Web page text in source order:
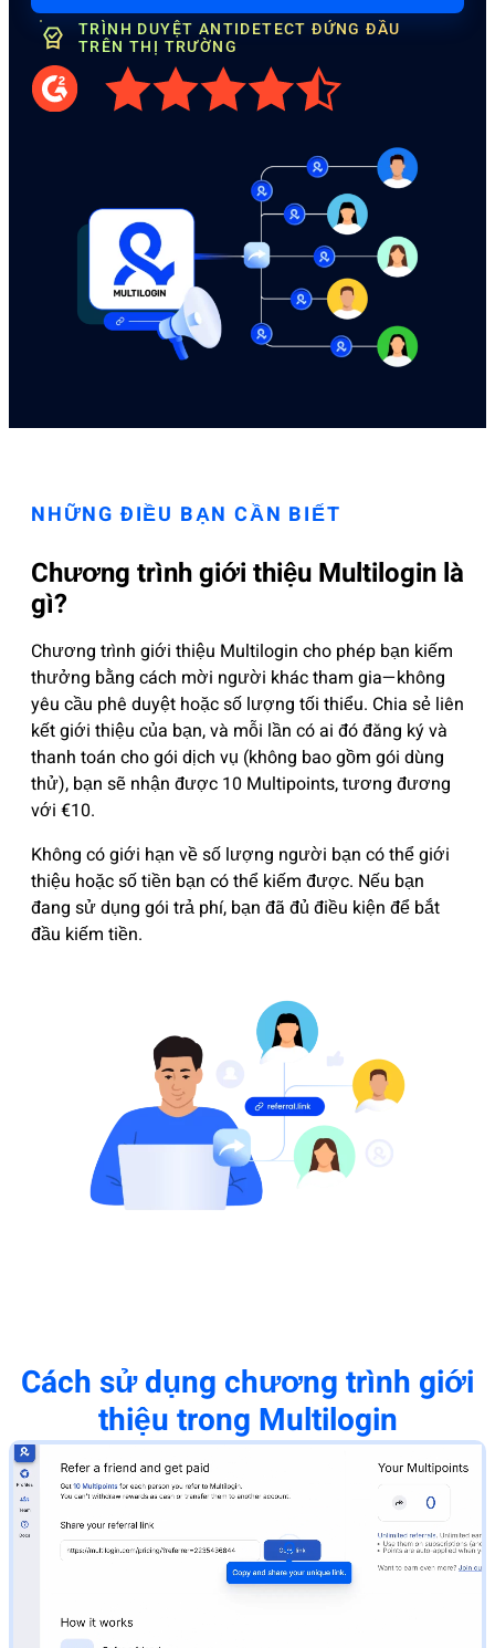
TRÌNH DUYỆT ANTIDETECT ĐỨNG ĐẦU
TRÊN THỊ TRƯỜNG
NHỮNG ĐIỀU BẠN CẦN BIẾT
Chương trình giới thiệu Multilogin là
gì?
Chương trình giới thiệu Multilogin cho phép bạn kiếm
thưởng bằng cách mời người khác tham gia—không
yêu cầu phê duyệt hoặc số lượng tối thiểu. Chia sẻ liên
kết giới thiệu của bạn, và mỗi lần có ai đó đăng ký và
thanh toán cho gói dịch vụ (không bao gồm gói dùng
thử), bạn sẽ nhận được 10 Multipoints, tương đương
với €10.
Không có giới hạn về số lượng người bạn có thể giới
thiệu hoặc số tiền bạn có thể kiếm được. Nếu bạn
đang sử dụng gói trả phí, bạn đã đủ điều kiện để bắt
đầu kiếm tiền.
Cách sử dụng chương trình giới
thiệu trong Multilogin